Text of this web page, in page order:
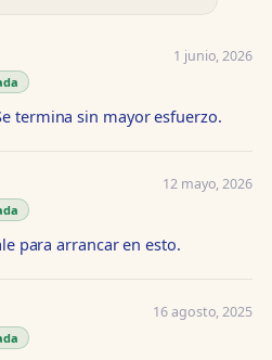
1 junio, 2026
termina sin mayor esfuerzo.
12 mayo, 2026
para arrancar en esto.
16 agosto, 2025